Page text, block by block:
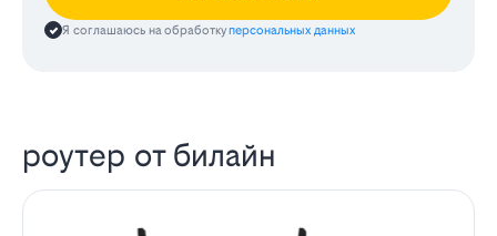
Я соглашаюсь на обработкуперсональных данных
роутер от билайн